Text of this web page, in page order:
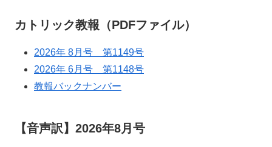
カトリック教報（PDFファイル）
2026年 8月号 第1149号
2026年 6月号 第1148号
教報バックナンバー
【音声訳】2026年8月号